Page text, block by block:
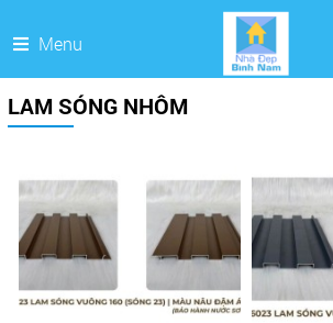
Menu
LAM SÓNG NHÔM